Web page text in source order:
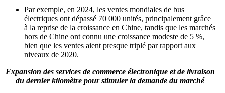
Par exemple, en 2024, les ventes mondiales de bus
électriques ont dépassé 70 000 unités, principalement grâce
à la reprise de la croissance en Chine, tandis que les marchés
hors de Chine ont connu une croissance modeste de 5 %,
bien que les ventes aient presque triplé par rapport aux
niveaux de 2020.
Expansion des services de commerce électronique et de livraison
du dernier kilomètre pour stimuler la demande du marché